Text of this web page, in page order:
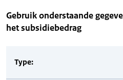
Gebruik onderstaande
het subsidiebedrag
Type: